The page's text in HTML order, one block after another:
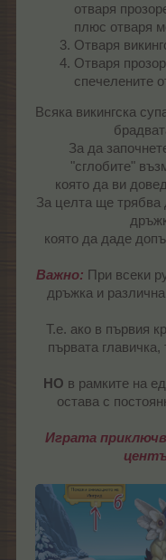
отваря
плюс отваря
Отваря
Отваря
спечелените
Всяка викингска
За да
"сглобите"
която да ви
За целта ще трябва
която да даде
Важно: При всеки
дръжка и
Т.е. ако в първия
първата
НО в рамките на
остава с
Играта